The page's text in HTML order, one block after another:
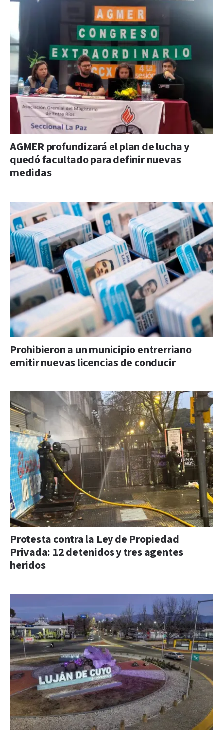
AGMER profundizará el plan de lucha y
quedó facultado para definir nuevas
medidas
Prohibieron a un municipio entrerriano
emitir nuevas licencias de conducir
Protesta contra la Ley de Propiedad
Privada: 12 detenidos y tres agentes
heridos